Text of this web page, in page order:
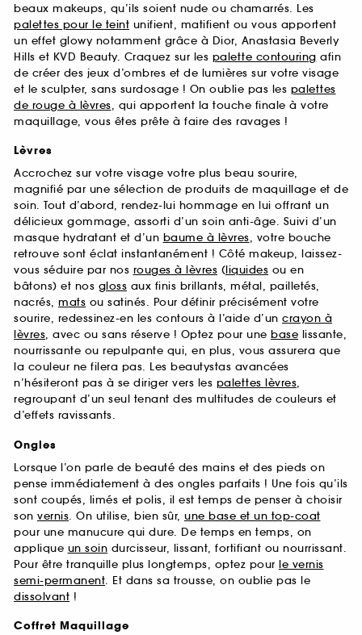
beaux makeups, qu’ils soient nude ou chamarrés. Les
palettes pour le teint unifient, matifient ou vous apportent
un effet glowy notamment grâce à Dior, Anastasia Beverly
Hills et KVD Beauty. Craquez sur les palette contouring afin
de créer des jeux d’ombres et de lumières sur votre visage
et le sculpter, sans surdosage ! On oublie pas les palettes
de rouge à lèvres, qui apportent la touche finale à votre
maquillage, vous êtes prête à faire des ravages !
Lèvres
Accrochez sur votre visage votre plus beau sourire,
magnifié par une sélection de produits de maquillage et de
soin. Tout d’abord, rendez-lui hommage en lui offrant un
délicieux gommage, assorti d’un soin anti-âge. Suivi d’un
masque hydratant et d’un baume à lèvres, votre bouche
retrouve sont éclat instantanément ! Côté makeup, laissez-
vous séduire par nos rouges à lèvres (liquides ou en
bâtons) et nos gloss aux finis brillants, métal, pailletés,
nacrés, mats ou satinés. Pour définir précisément votre
sourire, redessinez-en les contours à l’aide d’un crayon à
lèvres, avec ou sans réserve ! Optez pour une base lissante,
nourrissante ou repulpante qui, en plus, vous assurera que
la couleur ne filera pas. Les beautystas avancées
n’hésiteront pas à se diriger vers les palettes lèvres,
regroupant d’un seul tenant des multitudes de couleurs et
d’effets ravissants.
Ongles
Lorsque l’on parle de beauté des mains et des pieds on
pense immédiatement à des ongles parfaits ! Une fois qu’ils
sont coupés, limés et polis, il est temps de penser à choisir
son vernis. On utilise, bien sûr, une base et un top-coat
pour une manucure qui dure. De temps en temps, on
applique un soin durcisseur, lissant, fortifiant ou nourrissant.
Pour être tranquille plus longtemps, optez pour le vernis
semi-permanent. Et dans sa trousse, on oublie pas le
dissolvant !
Coffret Maquillage